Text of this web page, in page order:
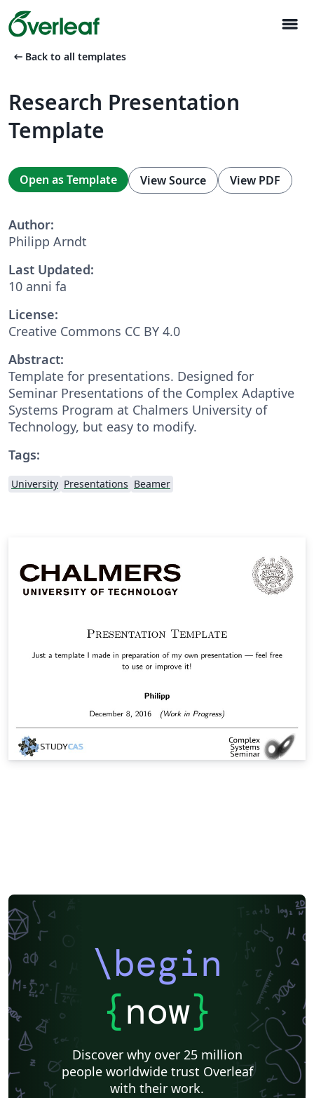
menu
arrow_left_alt Back to all templates
Research Presentation
Template
Open as Template View Source View PDF
Author:
Philipp Arndt
Last Updated:
10 anni fa
License:
Creative Commons CC BY 4.0
Abstract:
Template for presentations. Designed for
Seminar Presentations of the Complex Adaptive
Systems Program at Chalmers University of
Technology, but easy to modify.
Tags:
University Presentations Beamer
\begin
{now}
Discover why over 25 million
people worldwide trust Overleaf
with their work.